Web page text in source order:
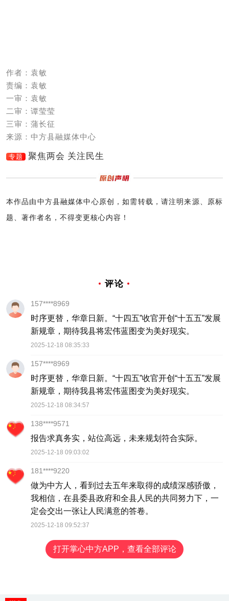
作者：袁敏
责编：袁敏
一审：袁敏
二审：谭莹莹
三审：蒲长征
来源：中方县融媒体中心
专题 聚焦两会 关注民生
本作品由中方县融媒体中心原创，如需转载，请注明来源、原标
题、著作者名，不得变更核心内容！
评论
157****8969
时序更替，华章日新。“十四五”收官开创“十五五”发展
新规章，期待我县将宏伟蓝图变为美好现实。
2025-12-18 08:35:33
157****8969
时序更替，华章日新。“十四五”收官开创“十五五”发展
新规章，期待我县将宏伟蓝图变为美好现实。
2025-12-18 08:34:57
138****9571
报告求真务实，站位高远，未来规划符合实际。
2025-12-18 09:03:02
181****9220
做为中方人，看到过去五年来取得的成绩深感骄傲，
我相信，在县委县政府和全县人民的共同努力下，一
定会交出一张让人民满意的答卷。
2025-12-18 09:52:37
打开掌心中方APP，查看全部评论